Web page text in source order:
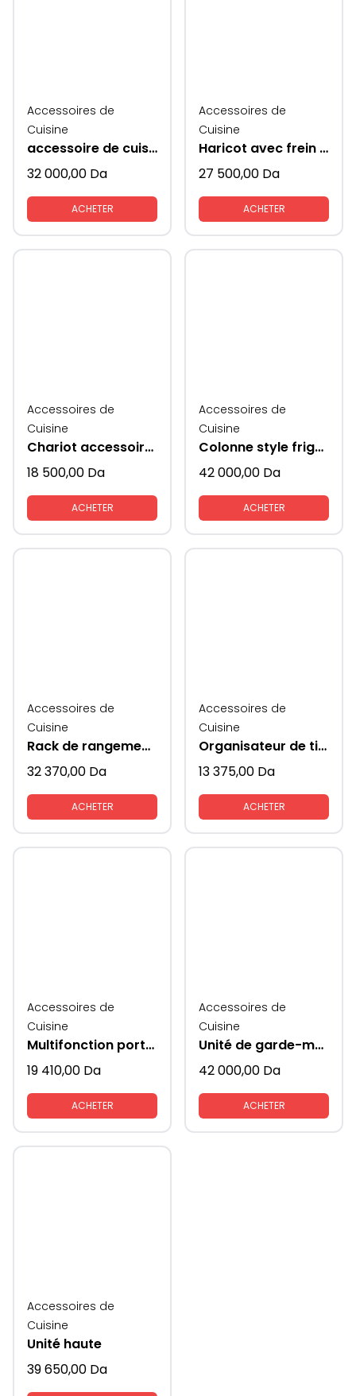
Accessoires de
Cuisine
accessoire de cuisine Rabatablle ( ascenseur) avec coté en verre KAV
32 000,00 Da
ACHETER
Accessoires de
Cuisine
Haricot avec frein KAV
27 500,00 Da
ACHETER
Accessoires de
Cuisine
Chariot accessoire de cuisine avec rangements KAV
18 500,00 Da
ACHETER
Accessoires de
Cuisine
Colonne style frigo avec coté en verre KAV
42 000,00 Da
ACHETER
Accessoires de
Cuisine
Rack de rangement mural multifonctionnwl supeni
32 370,00 Da
ACHETER
Accessoires de
Cuisine
Organisateur de tiroir à casseroles tout sorti
13 375,00 Da
ACHETER
Accessoires de
Cuisine
Multifonction porte epices et couvets et couverts cotes verres supeni
19 410,00 Da
ACHETER
Accessoires de
Cuisine
Unité de garde-manger
42 000,00 Da
ACHETER
Accessoires de
Cuisine
Unité haute
39 650,00 Da